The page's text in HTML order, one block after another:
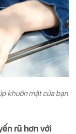
khuôn mặt của bạn
rũ hơn với